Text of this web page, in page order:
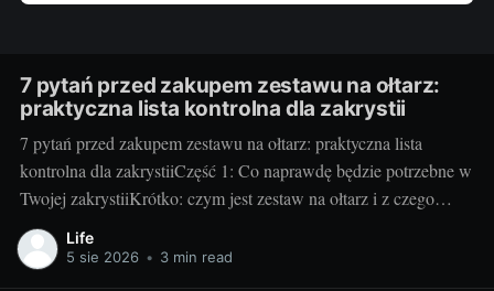
7 pytań przed zakupem zestawu na ołtarz:
praktyczna lista kontrolna dla zakrystii
7 pytań przed zakupem zestawu na ołtarz: praktyczna lista
kontrolna dla zakrystiiCzęść 1: Co naprawdę będzie potrzebne w
Twojej zakrystiiKrótko: czym jest zestaw na ołtarz i z czego
zwykle się składa. Klasyczny zestaw to kielich z pateną, puszka
lub cyborium, lavabo (miseczka i dzbanuszek), tacka pod
Life
5 sie 2026 • 3 min read